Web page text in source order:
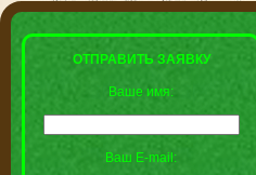
ОТПРАВИТЬ ЗАЯВКУ
Ваше имя:
Ваш E-mail: